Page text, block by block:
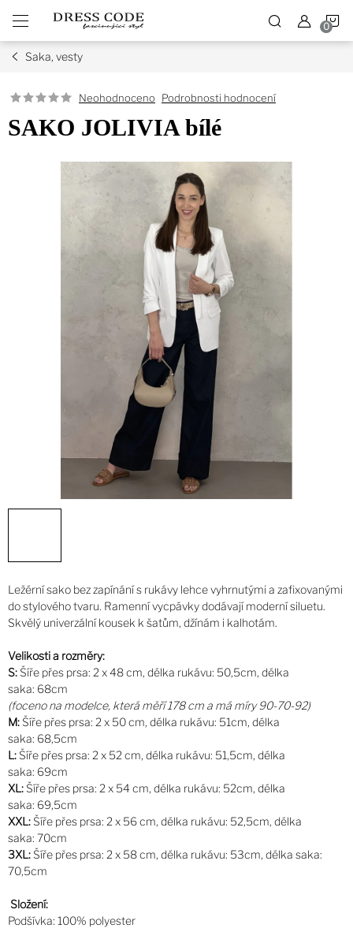
obsah
Saka, vesty
Neohodnoceno Podrobnosti hodnocení
SAKO JOLIVIA bílé
Ležérní sako bez zapínání s rukávy lehce vyhrnutými a zafixovanými
do stylového tvaru. Ramenní vycpávky dodávají moderní siluetu.
Skvělý univerzální kousek k šatům, džínám i kalhotám.
Velikosti a rozměry:
S: Šíře přes prsa: 2 x 48 cm, délka rukávu: 50,5cm, délka
saka: 68cm
(foceno na modelce, která měří 178 cm a má míry 90-70-92)
M: Šíře přes prsa: 2 x 50 cm, délka rukávu: 51cm, délka
saka: 68,5cm
L: Šíře přes prsa: 2 x 52 cm, délka rukávu: 51,5cm, délka
saka: 69cm
XL: Šíře přes prsa: 2 x 54 cm, délka rukávu: 52cm, délka
saka: 69,5cm
XXL: Šíře přes prsa: 2 x 56 cm, délka rukávu: 52,5cm, délka
saka: 70cm
3XL: Šíře přes prsa: 2 x 58 cm, délka rukávu: 53cm, délka saka:
70,5cm
Složení:
Podšívka: 100% polyester